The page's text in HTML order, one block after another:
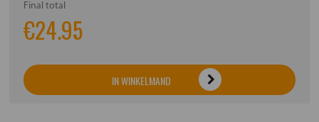
Final total
€24.95
IN WINKELMAND